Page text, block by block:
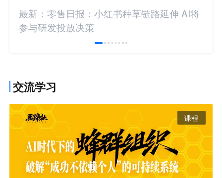
最新：零售日报：小红书种草链路延伸 AI将
参与研发投放决策
交流学习
课程